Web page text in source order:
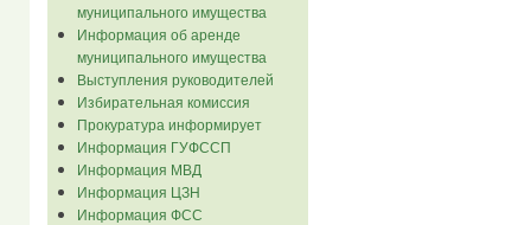
муниципального имущества
Информация об аренде
муниципального имущества
Выступления руководителей
Избирательная комиссия
Прокуратура информирует
Информация ГУФССП
Информация МВД
Информация ЦЗН
Информация ФСС